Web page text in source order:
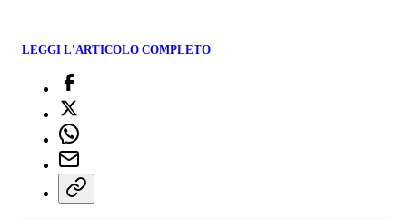
LEGGI L'ARTICOLO COMPLETO